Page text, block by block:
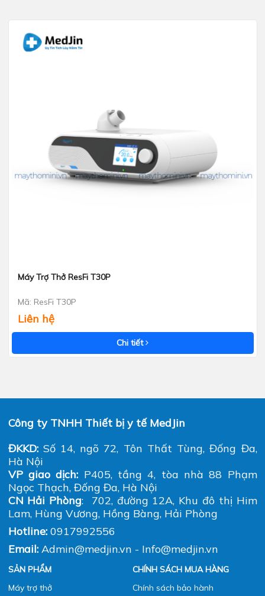
Máy Trợ Thở ResFi T30P
Mã: ResFi T30P
Liên hệ
Chi tiết
Công ty TNHH Thiết bị y tế MedJin
ĐKKD: Số 14, ngõ 72, Tôn Thất Tùng, Đống Đa,
Hà Nội
VP giao dịch: P405, tầng 4, tòa nhà 88 Phạm
Ngọc Thạch, Đống Đa, Hà Nội
CN Hải Phòng: 702, đường 12A, Khu đô thị Him
Lam, Hùng Vương, Hồng Bàng, Hải Phòng
Hotline: 0917992556
Email: Admin@medjin.vn - Info@medjin.vn
SẢN PHẨM
Máy trợ thở
CHÍNH SÁCH MUA HÀNG
Chính sách bảo hành